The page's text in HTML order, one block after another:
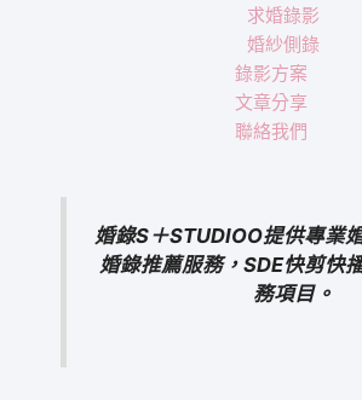
求婚錄影
婚紗側錄
錄影方案
文章分享
聯絡我們
婚錄S＋STUDIOO提供專業
婚錄推薦服務，SDE快剪快
務項目。